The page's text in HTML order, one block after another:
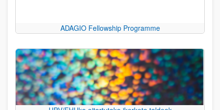
ADAGIO Fellowship Programme